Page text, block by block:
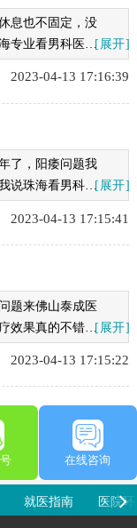
息也不固定，没
专业看男科医院
李医生态度也十
手术，大约30分
可以，不影响工
[展开]
2023-04-13 17:16:39
了，阳痿问题我
说珠海看男科就
生很仔细和我讲
医生真的非常有
[展开]
2023-04-13 17:15:41
题来佛山泰成医
效果真的不错，
的朋友可以过来
[展开]
2023-04-13 17:15:22
在线咨询
就医指南 医院